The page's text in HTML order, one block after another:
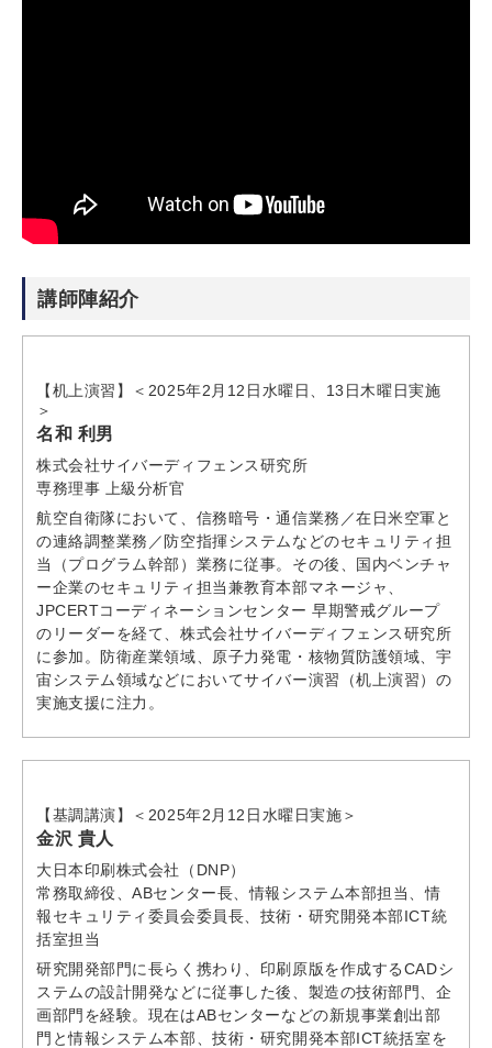
講師陣紹介
【机上演習】＜2025年2月12日水曜日、13日木曜日実施
＞
名和 利男
株式会社サイバーディフェンス研究所
専務理事 上級分析官
航空自衛隊において、信務暗号・通信業務／在日米空軍と
の連絡調整業務／防空指揮システムなどのセキュリティ担
当（プログラム幹部）業務に従事。その後、国内ベンチャ
ー企業のセキュリティ担当兼教育本部マネージャ、
JPCERTコーディネーションセンター 早期警戒グループ
のリーダーを経て、株式会社サイバーディフェンス研究所
に参加。防衛産業領域、原子力発電・核物質防護領域、宇
宙システム領域などにおいてサイバー演習（机上演習）の
実施支援に注力。
【基調講演】＜2025年2月12日水曜日実施＞
金沢 貴人
大日本印刷株式会社（DNP）
常務取締役、ABセンター長、情報システム本部担当、情
報セキュリティ委員会委員長、技術・研究開発本部ICT統
括室担当
研究開発部門に長らく携わり、印刷原版を作成するCADシ
ステムの設計開発などに従事した後、製造の技術部門、企
画部門を経験。現在はABセンターなどの新規事業創出部
門と情報システム本部、技術・研究開発本部ICT統括室を